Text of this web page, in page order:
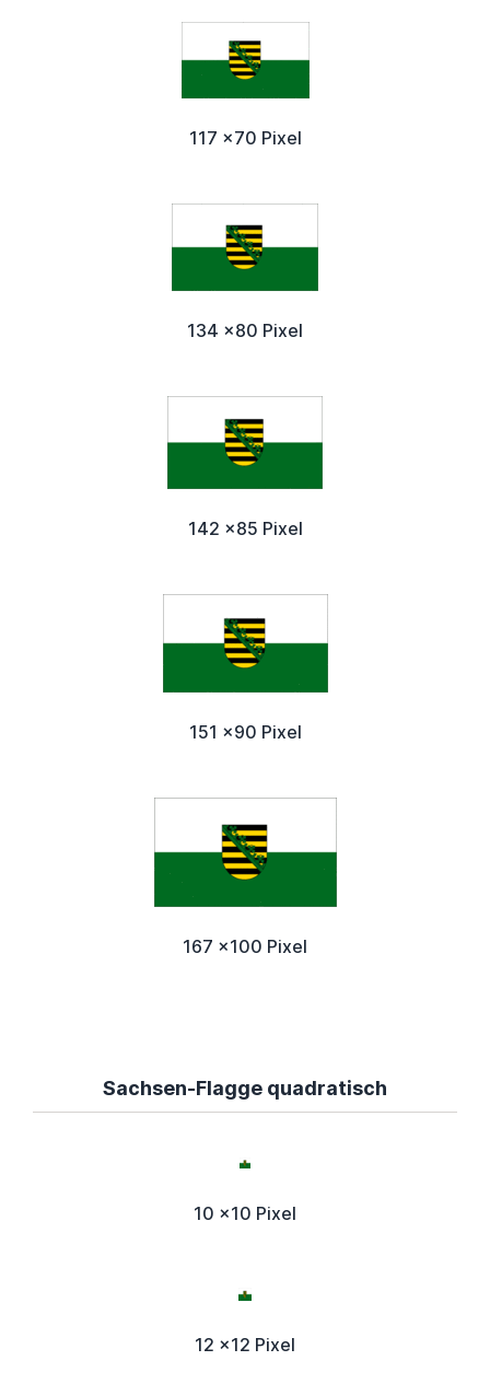
117 x70 Pixel
134 x80 Pixel
142 x85 Pixel
151 x90 Pixel
167 x100 Pixel
Sachsen-Flagge quadratisch
10 x10 Pixel
12 x12 Pixel